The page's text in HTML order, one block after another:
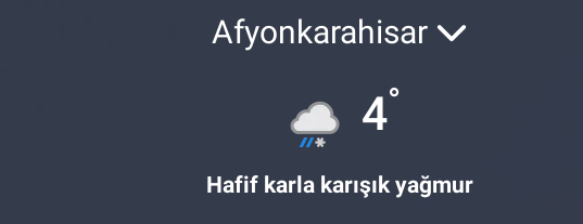
Afyonkarahisar
4°
Hafif karla karışık yağmur